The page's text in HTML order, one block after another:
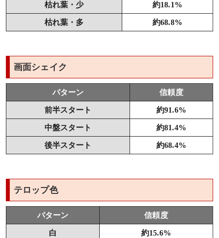
枯れ葉・少 約18.1%
枯れ葉・多 約68.8%
画面シェイク
パターン 信頼度
前半スタート 約91.6%
中盤スタート 約81.4%
後半スタート 約68.4%
テロップ色
パターン 信頼度
白 約15.6%